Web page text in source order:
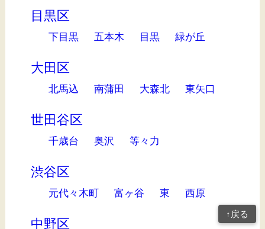
目黒区
下目黒 五本木 目黒 緑が丘
大田区
北馬込 南蒲田 大森北 東矢口
世田谷区
千歳台 奥沢 等々力
渋谷区
元代々木町 富ヶ谷 東 西原
中野区
↑戻る